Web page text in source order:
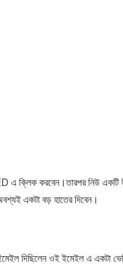
এ ক্লিক করবেন।তারপর নিউ
একটা বড় হাতের দিবেন।
দিছিলেন ওই ইমেইল এ একটা